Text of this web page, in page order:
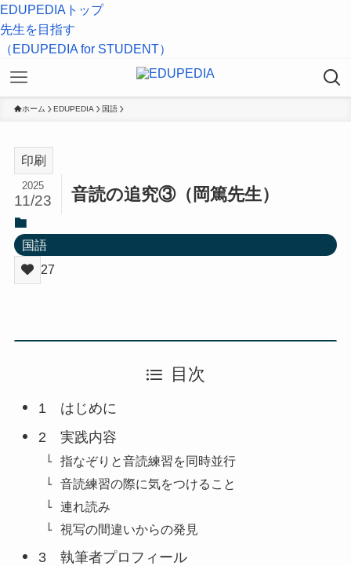
EDUPEDIAトップ
先生を目指す
（EDUPEDIA for STUDENT）
ホーム EDUPEDIA 国語
印刷
音読の追究③（岡篤先生）
2025
11/23
国語
27
目次
1 はじめに
2 実践内容
指なぞりと音読練習を同時並行
音読練習の際に気をつけること
連れ読み
視写の間違いからの発見
3 執筆者プロフィール